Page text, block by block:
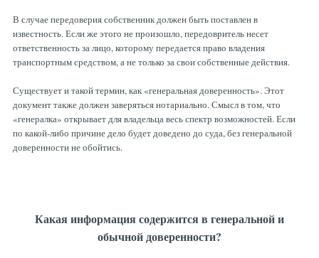
В случае передоверия собственник должен быть поставлен в
известность. Если же этого не произошло, передовритель несет
ответственность за лицо, которому передается право владения
транспортным средством, а не только за свои собственные действия.
Существует и такой термин, как «генеральная доверенность». Этот
документ также должен заверяться нотариально. Смысл в том, что
«генералка» открывает для владельца весь спектр возможностей. Если
по какой-либо причине дело будет доведено до суда, без генеральной
доверенности не обойтись.
Какая информация содержится в генеральной и
обычной доверенности?